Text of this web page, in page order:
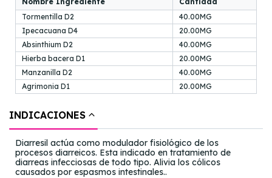
Tormentilla D2
40.00MG
Ipecacuana D4
20.00MG
Absinthium D2
40.00MG
Hierba bacera D1
20.00MG
Manzanilla D2
40.00MG
Agrimonia D1
20.00MG
INDICACIONES
Diarresil actúa como modulador fisiológico de los
procesos diarreicos. Esta indicado en tratamiento de
diarreas infecciosas de todo tipo. Alivia los cólicos
causados por espasmos intestinales..